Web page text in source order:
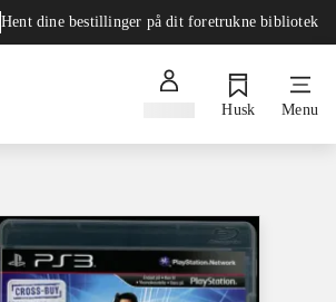
Hent dine bestillinger på dit foretrukne bibliotek
Husk Menu